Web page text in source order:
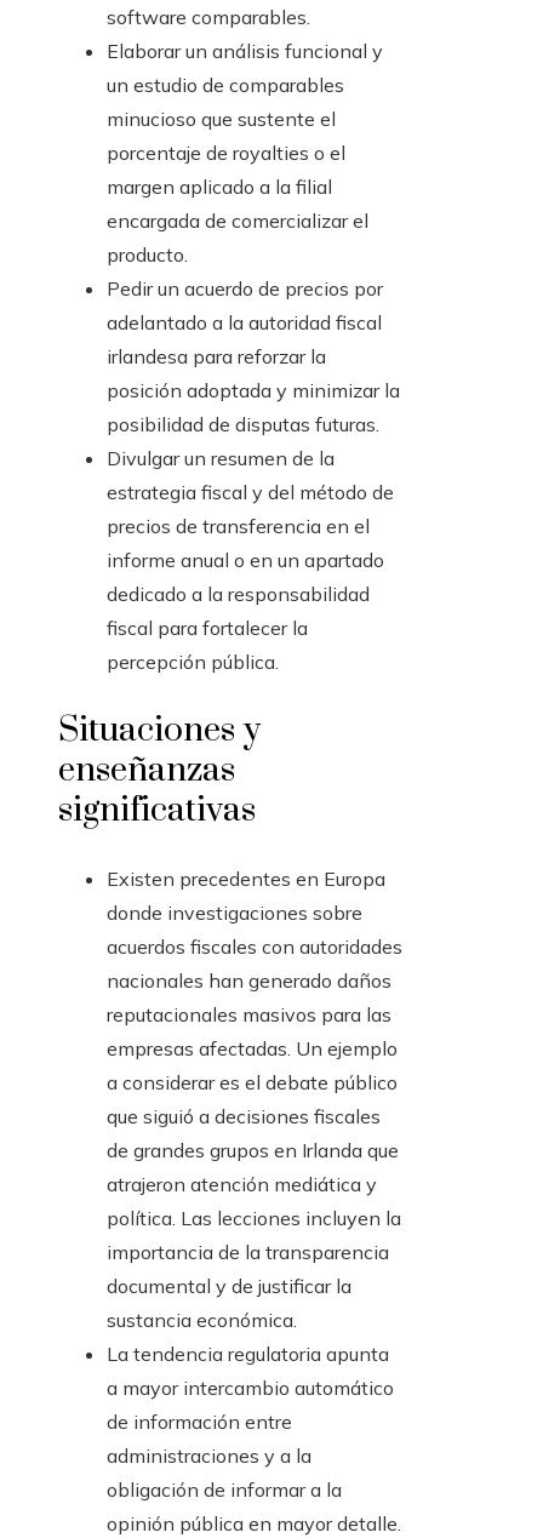
software comparables.
Elaborar un análisis funcional y
un estudio de comparables
minucioso que sustente el
porcentaje de royalties o el
margen aplicado a la filial
encargada de comercializar el
producto.
Pedir un acuerdo de precios por
adelantado a la autoridad fiscal
irlandesa para reforzar la
posición adoptada y minimizar la
posibilidad de disputas futuras.
Divulgar un resumen de la
estrategia fiscal y del método de
precios de transferencia en el
informe anual o en un apartado
dedicado a la responsabilidad
fiscal para fortalecer la
percepción pública.
Situaciones y
enseñanzas
significativas
Existen precedentes en Europa
donde investigaciones sobre
acuerdos fiscales con autoridades
nacionales han generado daños
reputacionales masivos para las
empresas afectadas. Un ejemplo
a considerar es el debate público
que siguió a decisiones fiscales
de grandes grupos en Irlanda que
atrajeron atención mediática y
política. Las lecciones incluyen la
importancia de la transparencia
documental y de justificar la
sustancia económica.
La tendencia regulatoria apunta
a mayor intercambio automático
de información entre
administraciones y a la
obligación de informar a la
opinión pública en mayor detalle.